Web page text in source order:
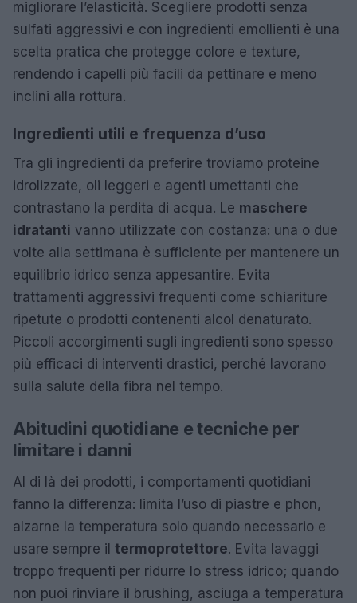
migliorare l’elasticità. Scegliere prodotti senza
sulfati aggressivi e con ingredienti emollienti è una
scelta pratica che protegge colore e texture,
rendendo i capelli più facili da pettinare e meno
inclini alla rottura.
Ingredienti utili e frequenza d’uso
Tra gli ingredienti da preferire troviamo proteine
idrolizzate, oli leggeri e agenti umettanti che
contrastano la perdita di acqua. Le maschere
idratanti vanno utilizzate con costanza: una o due
volte alla settimana è sufficiente per mantenere un
equilibrio idrico senza appesantire. Evita
trattamenti aggressivi frequenti come schiariture
ripetute o prodotti contenenti alcol denaturato.
Piccoli accorgimenti sugli ingredienti sono spesso
più efficaci di interventi drastici, perché lavorano
sulla salute della fibra nel tempo.
Abitudini quotidiane e tecniche per
limitare i danni
Al di là dei prodotti, i comportamenti quotidiani
fanno la differenza: limita l’uso di piastre e phon,
alzarne la temperatura solo quando necessario e
usare sempre il termoprotettore. Evita lavaggi
troppo frequenti per ridurre lo stress idrico; quando
non puoi rinviare il brushing, asciuga a temperatura